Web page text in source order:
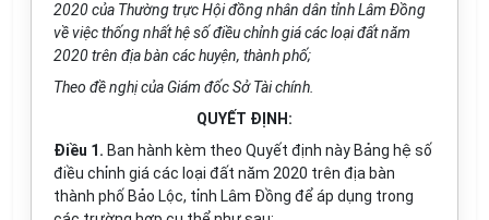
2020 của Thường trực Hội đồng nhân dân tỉnh Lâm Đồng
về việc thống nhất hệ số điều chỉnh giá các loại đất năm
2020 trên địa bàn các huyện, thành phố;
Theo đề nghị của Giám đốc Sở Tài chính.
QUYẾT ĐỊNH:
Điều 1. Ban hành kèm theo Quyết định này Bảng hệ số
điều chỉnh giá các loại đất năm 2020 trên địa bàn
thành phố Bảo Lộc, tỉnh Lâm Đồng để áp dụng trong